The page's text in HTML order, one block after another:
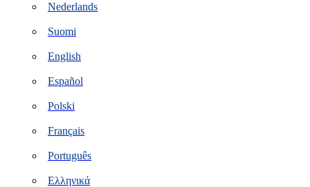
Nederlands
Suomi
English
Español
Polski
Français
Português
Ελληνικά